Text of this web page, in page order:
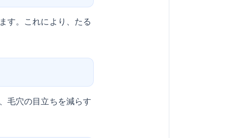
す。これにより、たる
毛穴の目立ちを減らす